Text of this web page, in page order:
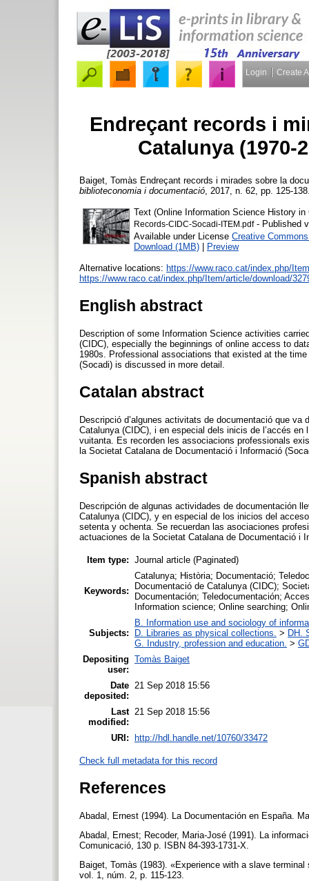
Login Create
Endreçant records i
Catalunya (1970-
Baiget, Tomàs Endreçant records i mirades sobre la
biblioteconomia i documentació , 2017, n. 62, pp. 125-
Text (Online Information Science History in
Records-CIDC-Socadi-ITEM.pdf- Published
Available under License Creative
Download (1MB) | Preview
Alternative locations: https://www.raco.cat/index.php/
https://www.raco.cat/index.php/Item/article/download/
English abstract
Description of some Information Science activities
(CIDC), especially the beginnings of online access to
1980s. Professional associations that existed at the
(Socadi) is discussed in more detail.
Catalan abstract
Descripció d’algunes activitats de documentació que va
Catalunya (CIDC), i en especial dels inicis de l’accés
vuitanta. Es recorden les associacions professionals
la Societat Catalana de Documentació i Informació
Spanish abstract
Descripción de algunas actividades de documentación
Catalunya (CIDC), y en especial de los inicios del
setenta y ochenta. Se recuerdan las asociaciones
actuaciones de la Societat Catalana de Documentació i
Item type: Journal article (Paginated)
Keywords:
Catalunya; Història; Documentació;
Documentació de Catalunya (CIDC);
Documentación; Teledocumentación;
Information science; Online searching;
Subjects:
B. Information use and sociology of
D. Libraries as physical collections. > DH.
G. Industry, profession and education. >
Depositing
user:
Tomàs Baiget
Date
deposited:
21 Sep 2018 15:56
Last
modified:
21 Sep 2018 15:56
URI: http://hdl.handle.net/10760/33472
Check full metadata for this record
References
Abadal, Ernest (1994). La Documentación en España.
Abadal, Ernest; Recoder, Maria-José (1991). La
Comunicació, 130 p. ISBN 84-393-1731-X.
Baiget, Tomàs (1983). «Experience with a slave
vol. 1, núm. 2, p. 115-123.